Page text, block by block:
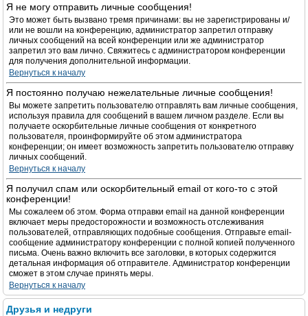
Я не могу отправить личные сообщения!
Это может быть вызвано тремя причинами: вы не зарегистрированы и/
или не вошли на конференцию, администратор запретил отправку
личных сообщений на всей конференции или же администратор
запретил это вам лично. Свяжитесь с администратором конференции
для получения дополнительной информации.
Вернуться к началу
Я постоянно получаю нежелательные личные сообщения!
Вы можете запретить пользователю отправлять вам личные сообщения,
используя правила для сообщений в вашем личном разделе. Если вы
получаете оскорбительные личные сообщения от конкретного
пользователя, проинформируйте об этом администратора
конференции; он имеет возможность запретить пользователю отправку
личных сообщений.
Вернуться к началу
Я получил спам или оскорбительный email от кого-то с этой
конференции!
Мы сожалеем об этом. Форма отправки email на данной конференции
включает меры предосторожности и возможность отслеживания
пользователей, отправляющих подобные сообщения. Отправьте email-
сообщение администратору конференции с полной копией полученного
письма. Очень важно включить все заголовки, в которых содержится
детальная информация об отправителе. Администратор конференции
сможет в этом случае принять меры.
Вернуться к началу
Друзья и недруги